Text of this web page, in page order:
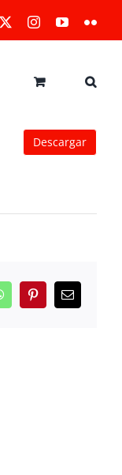
InstagramYouTube
Descargar
PinterestCorreo
electrónico